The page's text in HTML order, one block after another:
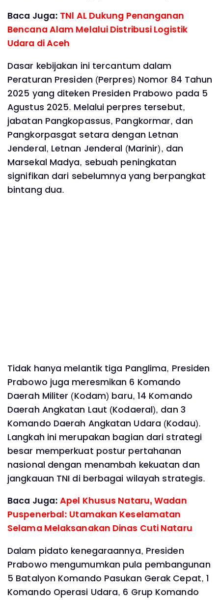
Baca Juga: TNl AL Dukung Penanganan
Bencana Alam Melalui Distribusi Logistik
Udara di Aceh
Dasar kebijakan ini tercantum dalam
Peraturan Presiden (Perpres) Nomor 84 Tahun
2025 yang diteken Presiden Prabowo pada 5
Agustus 2025. Melalui perpres tersebut,
jabatan Pangkopassus, Pangkormar, dan
Pangkorpasgat setara dengan Letnan
Jenderal, Letnan Jenderal (Marinir), dan
Marsekal Madya, sebuah peningkatan
signifikan dari sebelumnya yang berpangkat
bintang dua.
Tidak hanya melantik tiga Panglima, Presiden
Prabowo juga meresmikan 6 Komando
Daerah Militer (Kodam) baru, 14 Komando
Daerah Angkatan Laut (Kodaeral), dan 3
Komando Daerah Angkatan Udara (Kodau).
Langkah ini merupakan bagian dari strategi
besar memperkuat postur pertahanan
nasional dengan menambah kekuatan dan
jangkauan TNI di berbagai wilayah strategis.
Baca Juga:Apel Khusus Nataru, Wadan
Puspenerbal: Utamakan Keselamatan
Selama Melaksanakan Dinas Cuti Nataru
Dalam pidato kenegaraannya, Presiden
Prabowo mengumumkan pula pembangunan
5 Batalyon Komando Pasukan Gerak Cepat, 1
Komando Operasi Udara, 6 Grup Komando